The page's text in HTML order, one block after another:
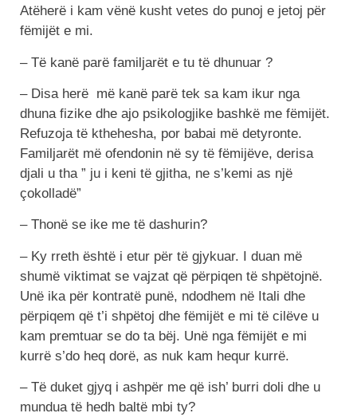
Atëherë i kam vënë kusht vetes do punoj e jetoj për
fëmijët e mi.
– Të kanë parë familjarët e tu të dhunuar ?
– Disa herë më kanë parë tek sa kam ikur nga
dhuna fizike dhe ajo psikologjike bashkë me fëmijët.
Refuzoja të kthehesha, por babai më detyronte.
Familjarët më ofendonin në sy të fëmijëve, derisa
djali u tha ” ju i keni të gjitha, ne s’kemi as një
çokolladë”
– Thonë se ike me të dashurin?
– Ky rreth është i etur për të gjykuar. I duan më
shumë viktimat se vajzat që përpiqen të shpëtojnë.
Unë ika për kontratë punë, ndodhem në Itali dhe
përpiqem që t’i shpëtoj dhe fëmijët e mi të cilëve u
kam premtuar se do ta bëj. Unë nga fëmijët e mi
kurrë s’do heq dorë, as nuk kam hequr kurrë.
– Të duket gjyq i ashpër me që ish’ burri doli dhe u
mundua të hedh baltë mbi ty?